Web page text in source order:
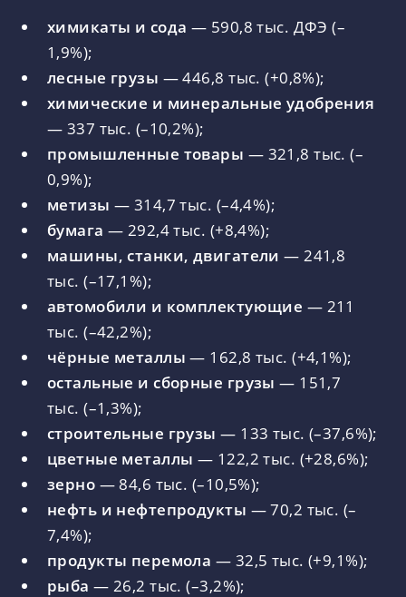
химикаты и сода — 590,8 тыс. ДФЭ (–
1,9%);
лесные грузы — 446,8 тыс. (+0,8%);
химические и минеральные удобрения
— 337 тыс. (–10,2%);
промышленные товары — 321,8 тыс. (–
0,9%);
метизы — 314,7 тыс. (–4,4%);
бумага — 292,4 тыс. (+8,4%);
машины, станки, двигатели — 241,8
тыс. (–17,1%);
автомобили и комплектующие — 211
тыс. (–42,2%);
чёрные металлы — 162,8 тыс. (+4,1%);
остальные и сборные грузы — 151,7
тыс. (–1,3%);
строительные грузы — 133 тыс. (–37,6%);
цветные металлы — 122,2 тыс. (+28,6%);
зерно — 84,6 тыс. (–10,5%);
нефть и нефтепродукты — 70,2 тыс. (–
7,4%);
продукты перемола — 32,5 тыс. (+9,1%);
рыба — 26,2 тыс. (–3,2%);